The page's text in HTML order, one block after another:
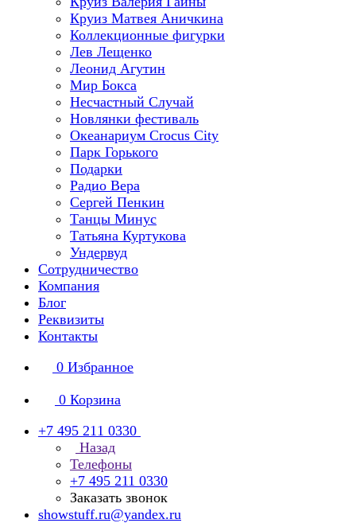
Круиз Матвея Аничкина
Коллекционные фигурки
Лев Лещенко
Леонид Агутин
Мир Бокса
Несчастный Случай
Новлянки фестиваль
Океанариум Crocus City
Парк Горького
Подарки
Радио Вера
Сергей Пенкин
Танцы Минус
Татьяна Куртукова
Ундервуд
Сотрудничество
Компания
Блог
Реквизиты
Контакты
0 Избранное
0 Корзина
+7 495 211 0330
Назад
Телефоны
+7 495 211 0330
Заказать звонок
showstuff.ru@yandex.ru